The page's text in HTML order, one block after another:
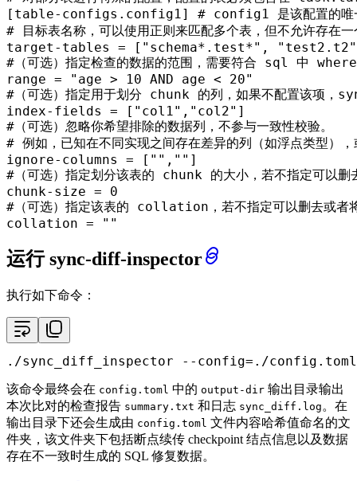
[table-configs.config1]
# config1 是该配置的
# 目标表名称，可以使用正则来匹配多个表，但不允许存在
target-tables
= [ "schema*.test*" ,
"test2.t2"
#（可选）指定检查的数据的范围，需要符合 sql 中
range =
"age > 10 AND age < 20"
#（可选）指定用于划分 chunk 的列，如果不配置该项
index-fields
= [ "col1" , "col2"
#（可选）忽略你希望排除的数据列，不参与一致性校验。
# 例如，已知在不同实现之间存在差异的列（如浮点类型）
ignore-columns
= [ "" , ""
#（可选）指定划分该表的 chunk 的大小，若不指定可以删
chunk-size = 0
#（可选）指定该表的 collation，若不指定可以删去或者
collation = ""
运行 sync-diff-inspector
执行如下命令：
./sync_diff_inspector --config=./config.toml
该命令最终会在 config.toml 中的 output-dir 输出目录输出
本次比对的检查报告 summary.txt 和日志 sync_diff.log 。在
输出目录下还会生成由 config.toml 文件内容哈希值命名的文
件夹，该文件夹下包括断点续传 checkpoint 结点信息以及数据
存在不一致时生成的 SQL 修复数据。